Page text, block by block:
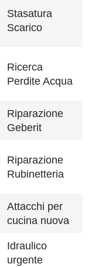
Stasatura
Scarico
Ricerca
Perdite Acqua
Riparazione
Geberit
Riparazione
Rubinetteria
Attacchi per
cucina nuova
Idraulico
urgente